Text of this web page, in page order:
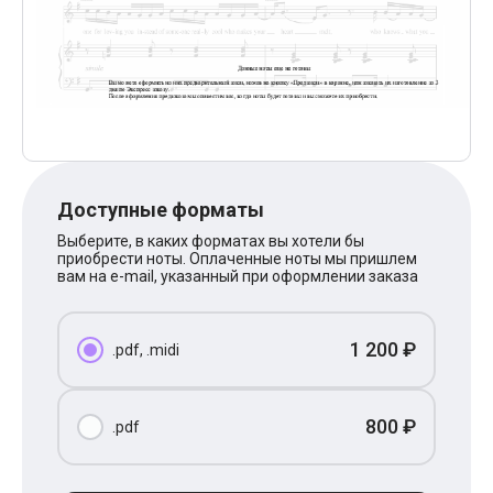
XOLIDAYBOY
Ваня Дмитриенко
Анна Герман
Полина Гагарина
HammAli
Billie Eilish
Макс Корж
Алена Швец
Руки Вверх
Тима Белорусских
Олег Газманов
Мария Чайковская
Доступные форматы
Выберите, в каких форматах вы хотели бы
приобрести ноты. Оплаченные ноты мы пришлем
вам на e-mail, указанный при оформлении заказа
.pdf, .midi 1 200 ₽
.pdf 800 ₽